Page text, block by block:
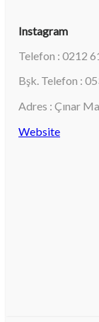
Instagram
Telefon : 0212
Bşk. Telefon :
Adres : Çınar
Website